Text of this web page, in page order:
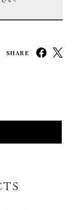
SHARE